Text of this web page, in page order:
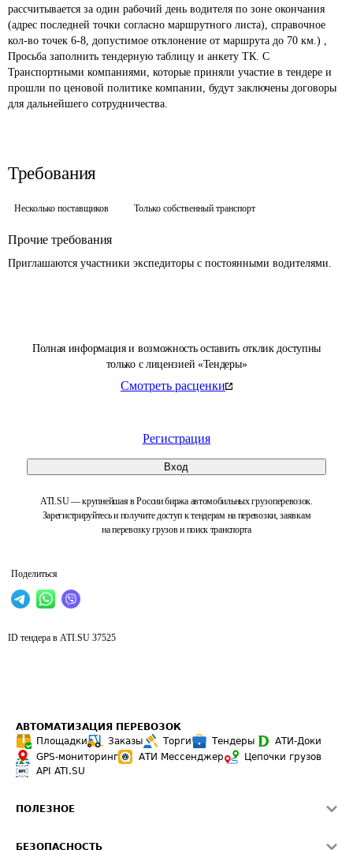
Полная информация и возможность оставить отклик доступны
только с лицензией «Тендеры»
Смотреть расценки
Регистрация
Вход
ATI.SU — крупнейшая в России биржа автомобильных грузоперевозок.
Зарегистрируйтесь и получите доступ к тендерам на перевозки, заявкам
на перевозку грузов и поиск транспорта
Поделиться
рассчитывается за один рабочий день водителя по зоне окончания
(адрес последней точки согласно маршрутного листа), справочное
кол-во точек 6-8, допустимое отклонение от маршрута до 70 км.) ,
Просьба заполнить тендерную таблицу и анкету ТК. С
Транспортными компаниями, которые приняли участие в тендере и
прошли по ценовой политике компании, будут заключены договоры
для дальнейшего сотрудничества.
Требования
Несколько поставщиков Только собственный транспорт
Прочие требования
Приглашаются участники экспедиторы с постоянными водителями.
ID тендера в ATI.SU 37525
АВТОМАТИЗАЦИЯ ПЕРЕВОЗОК
Площадки
Заказы Торги Тендеры
АТИ-Доки
GPS-мониторинг
АТИ Мессенджер
Цепочки грузов
API ATI.SU
ПОЛЕЗНОЕ
БЕЗОПАСНОСТЬ